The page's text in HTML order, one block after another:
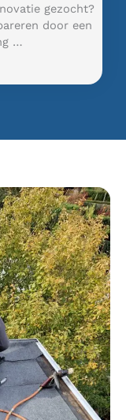
gezocht?
door een
…